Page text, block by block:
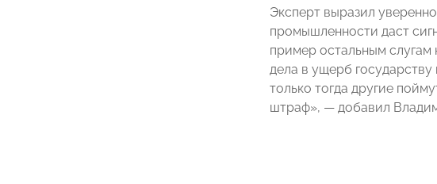
Эксперт выразил
промышленности даст
пример остальным слугам
дела в ущерб
только тогда другие
штраф», — добавил